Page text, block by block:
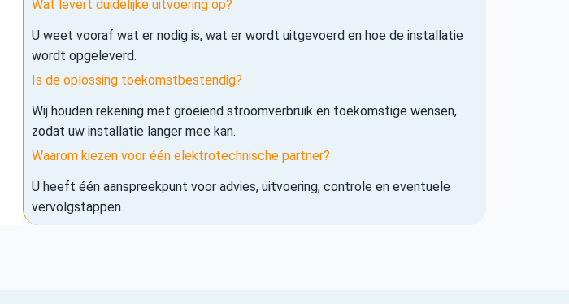
Wat levert duidelijke uitvoering op?
U weet vooraf wat er nodig is, wat er wordt uitgevoerd en hoe de installatie
wordt opgeleverd.
Is de oplossing toekomstbestendig?
Wij houden rekening met groeiend stroomverbruik en toekomstige wensen,
zodat uw installatie langer mee kan.
Waarom kiezen voor één elektrotechnische partner?
U heeft één aanspreekpunt voor advies, uitvoering, controle en eventuele
vervolgstappen.